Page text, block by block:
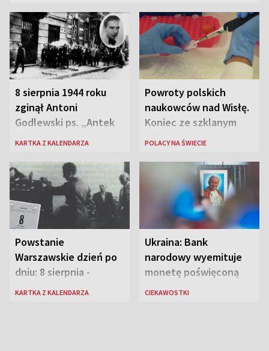
8 sierpnia 1944 roku
zginął Antoni
Godlewski ps. „Antek
Rozpylacz”
KARTKA Z KALENDARZA
Powroty polskich
naukowców nad Wisłę.
Koniec ze szklanym
sufitem
POLACY NA ŚWIECIE
Powstanie
Warszawskie dzień po
dniu: 8 sierpnia -
rozbrzmiewa radio
KARTKA Z KALENDARZA
Ukraina: Bank
narodowy wyemituje
monetę poświęconą
św. Janowi Pawłowi II
CIEKAWOSTKI